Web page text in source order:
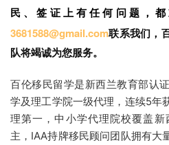
民、签证上有任何问题，
3681588@gmail.com联系我们，
队将竭诚为您服务。
百伦移民留学是新西兰教育部认
学及理工学院一级代理，连续5年
理第一，中小学代理院校覆盖新
主， IAA持牌移民顾问团队拥有大